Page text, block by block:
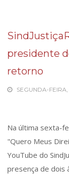
presidente
retorno
SEGUNDA-FEIRA,
Na última sexta-
"Quero Meus
YouTube do
presença de dois